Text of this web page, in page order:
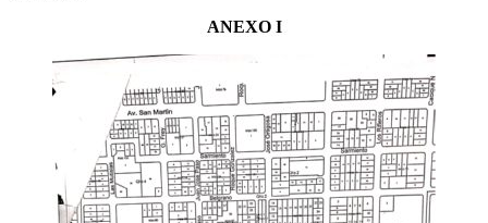
ANEXO I